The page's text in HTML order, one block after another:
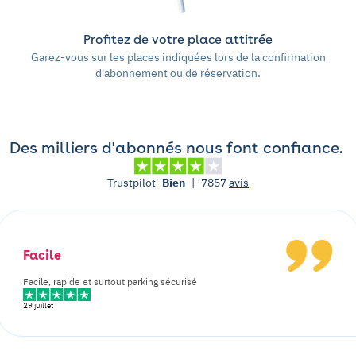
Profitez de votre place attitrée
Garez-vous sur les places indiquées lors de la confirmation
d'abonnement ou de réservation.
Des milliers d'abonnés nous font confiance.
Trustpilot Bien | 7857avis
Facile
Facile, rapide et surtout parking sécurisé
29 juillet